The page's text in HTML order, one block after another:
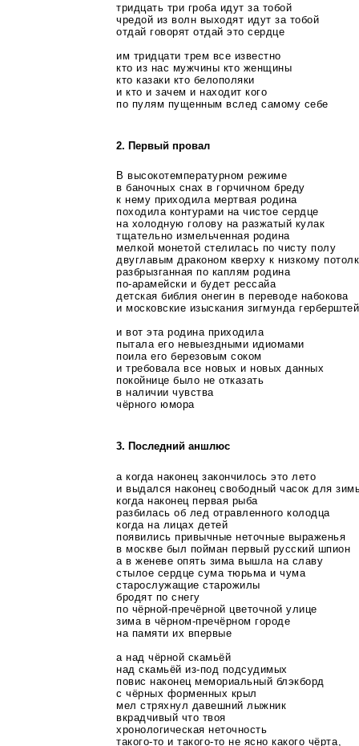
тридцать три гроба идут за тобой
чредой из волн выходят идут за тобой
отдай говорят отдай это сердце
им тридцати трем все известно
кто из нас мужчины кто женщины
кто казаки кто белополяки
и кто и зачем и находит кого
по пулям пущенным вслед самому себе
2. Первый провал
В высокотемпературном режиме
в баночных снах в горчичном бреду
к нему приходила мертвая родина
походила контурами на чистое сердце
на холодную голову на разжатый кулак
тщательно измельченная родина
мелкой монетой стелилась по чисту полу
двуглавым драконом кверху к низкому
разбрызганная по каплям родина
по-арамейски и будет рессайа
детская библия онегин в переводе набокова
и московские изыскания зигмунда
и вот эта родина приходила
пытала его невыездными идиомами
поила его березовым соком
и требовала все новых и новых данных
покойнице было не отказать
в наличии чувства
чёрного юмора
3. Последний аншлюс
а когда наконец закончилось это лето
и выдался наконец свободный часок для
когда наконец первая рыба
разбилась об лед отравленного колодца
когда на лицах детей
появились привычные неточные выраженья
в москве был пойман первый русский шпион
а в женеве опять зима вышла на славу
стылое сердце сума тюрьма и чума
старослужащие старожилы
бродят по снегу
по чёрной-пречёрной цветочной улице
зима в чёрном-пречёрном городе
на памяти их впервые
а над чёрной скамьёй
над скамьёйиз-под подсудимых
повис наконец мемориальный блэкборд
с чёрных форменных крыл
мел стряхнул давешний лыжник
вкрадчивый что твоя
хронологическая неточность
такого-то итакого-то не ясно какого чёрта,